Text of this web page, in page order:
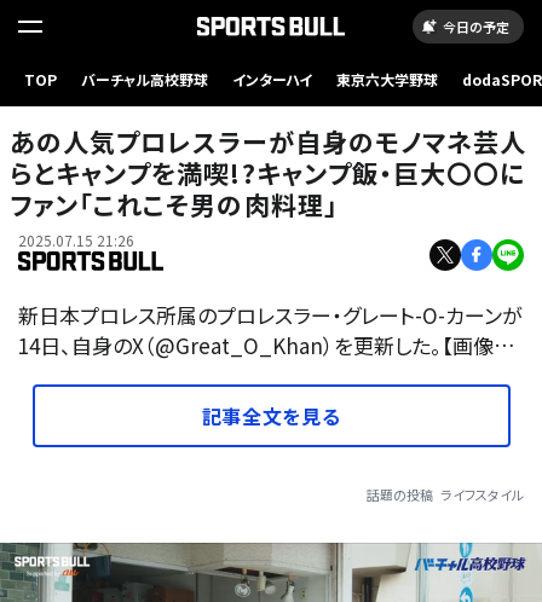
今日の予定
TOP バーチャル高校野球 インターハイ 東京六大学野球
あの人気プロレスラーが自身のモノマネ芸人
らとキャンプを満喫!?キャンプ飯・巨大〇〇に
ファン「これこそ男の肉料理」
2025.07.15 21:26
新日本プロレス所属のプロレスラー・グレート-O-カーンが
14日、自身のX（@Great_O_Khan）を更新した。【画像…
記事全文を見る
話題の投稿 ライフスタイル